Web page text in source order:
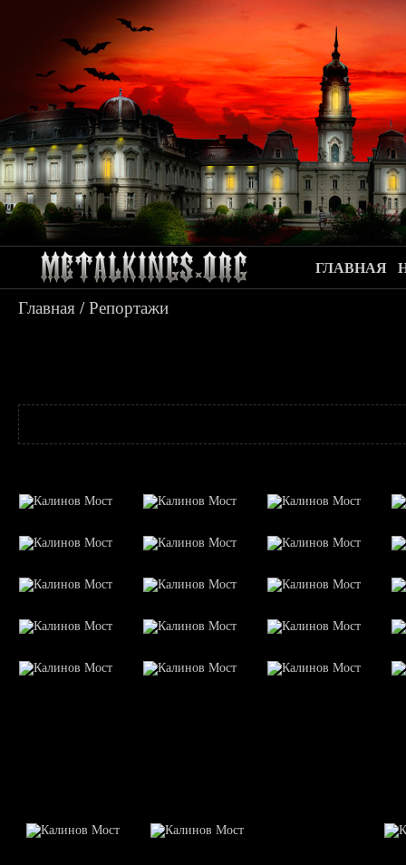
ГЛАВНАЯ
Главная /Репортажи